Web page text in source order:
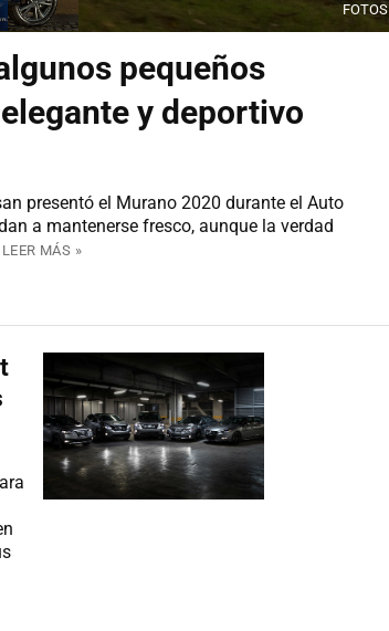
FOTOS
pequeños
y deportivo
presentó el Murano 2020 durante el Auto
a mantenerse fresco, aunque la verdad
LEER MÁS »